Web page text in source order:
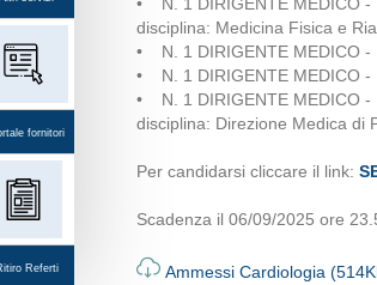
fornitori
Referti
disciplina: Medicina Fisica e
• N. 1 DIRIGENTE MEDICO -
• N. 1 DIRIGENTE MEDICO -
• N. 1 DIRIGENTE MEDICO -
disciplina: Direzione Medica di
Per candidarsi cliccare il link:
Scadenza il 06/09/2025 ore
Ammessi Cardiologia